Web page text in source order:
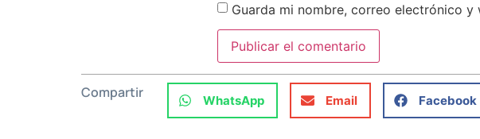
Guarda mi nombre, correo electrónico
Compartir WhatsApp Email Facebook